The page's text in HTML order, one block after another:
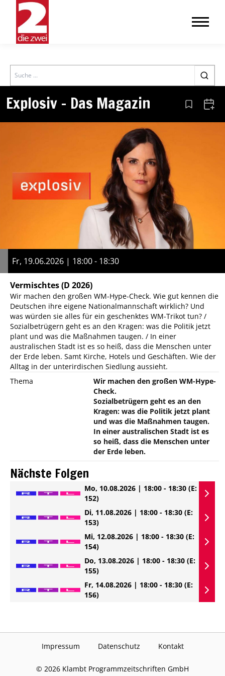
Search
Explosiv – Das Magazin Aus den
Fr, 19.06.2026 | 18:00 - 18:30
Vermischtes(D 2026)
Wir machen den großen WM-Hype-Check. Wie gut kennen die
Deutschen ihre eigene Nationalmannschaft wirklich? Und
was würden sie alles für ein geschenktes WM-Trikot tun? /
Sozialbetrügern geht es an den Kragen: was die Politik jetzt
plant und was die Maßnahmen taugen. / In einer
australischen Stadt ist es so heiß, dass die Menschen unter
der Erde leben. Samt Kirche, Hotels und Geschäften. Wie der
Alltag in der unterirdischen Siedlung aussieht.
Thema
Wir machen den großen WM-Hype-
Check.
Sozialbetrügern geht es an den
Kragen: was die Politik jetzt plant
und was die Maßnahmen taugen.
In einer australischen Stadt ist es
so heiß, dass die Menschen unter
der Erde leben.
Nächste Folgen
Mo, 10.08.2026 | 18:00 - 18:30 (E:
152)
Di, 11.08.2026 | 18:00 - 18:30 (E:
153)
Mi, 12.08.2026 | 18:00 - 18:30 (E:
154)
Do, 13.08.2026 | 18:00 - 18:30 (E:
155)
Fr, 14.08.2026 | 18:00 - 18:30 (E:
156)
Impressum Datenschutz Kontakt
© 2026 Klambt Programmzeitschriften GmbH